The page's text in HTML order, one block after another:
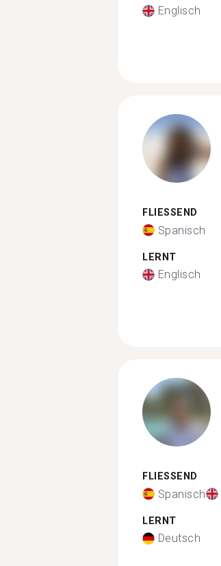
Englisch
FLIESSEND
Spanisch
LERNT
Englisch
FLIESSEND
Spanisch
LERNT
Deutsch